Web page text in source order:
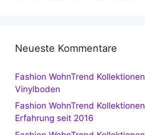
Neueste Kommentare
Fashion WohnTrend Kollektionen
Vinylboden
Fashion WohnTrend Kollektionen
Erfahrung seit 2016